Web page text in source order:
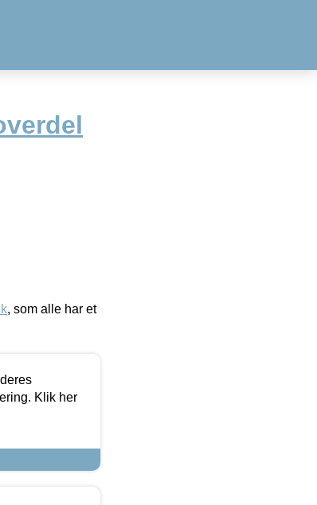
, som alle har et
Klik her